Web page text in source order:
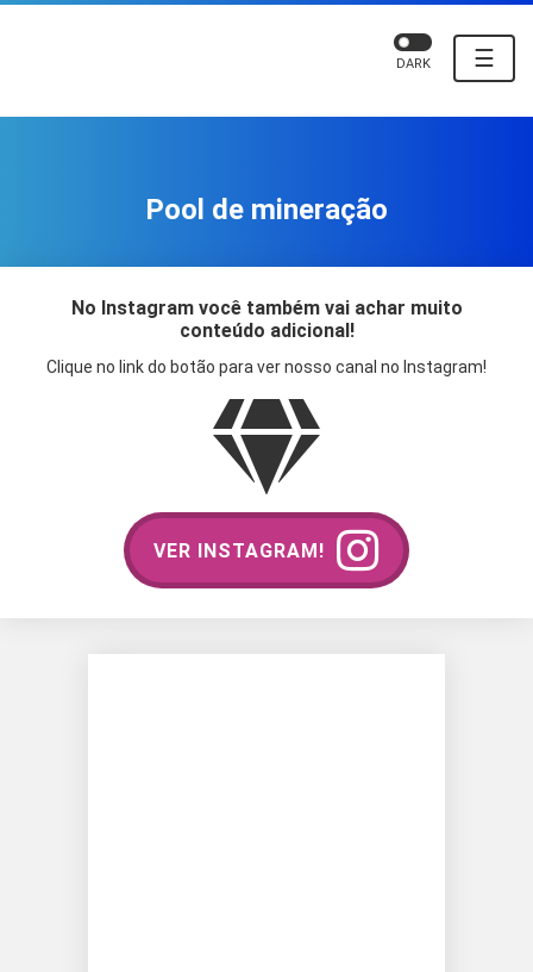
☰
DARK
Pool de mineração
No Instagram você também vai achar muito
conteúdo adicional!
Clique no link do botão para ver nosso canal no Instagram!
VER INSTAGRAM!